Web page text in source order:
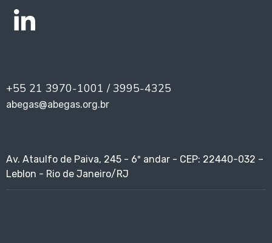
+55 21 3970-1001 / 3995-4325
abegas@abegas.org.br
Av. Ataulfo de Paiva, 245 - 6º andar - CEP: 22440-032 –
Leblon - Rio de Janeiro/RJ